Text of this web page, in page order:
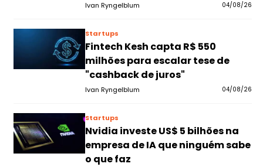
Ivan Ryngelblum 04/08/26
Startups
Fintech Kesh capta R$ 550
milhões para escalar tese de
"cashback de juros"
Ivan Ryngelblum 04/08/26
Startups
Nvidia investe US$ 5 bilhões na
empresa de IA que ninguém sabe
o que faz